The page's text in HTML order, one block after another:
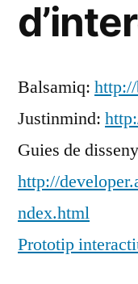
Balsamiq:
Justinmind:
Guies de
http://
ndex.html
Prototip